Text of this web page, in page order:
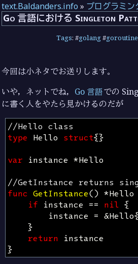
text.Baldanders.info » プログラミン
Go 言語における Singleton
Tags: #golang#goroutine
今回は小ネタでお送りします。
いや，ネットでね， Go 言語での
に書く人をやたら見かけるのだが
//Hello class
type Hello struct{}
var instance *Hello
//GetInstance returns
func GetInstance() *Hello
if instance == nil {
instance = &Hello
}
return instance
}